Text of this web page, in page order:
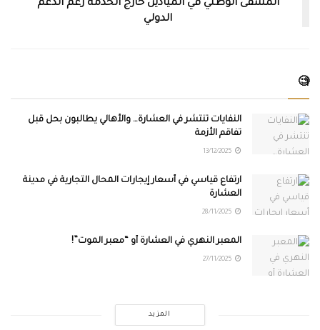
المشفى الوطني في الميادين خارج الخدمة رغم الدعم
الدولي
🧐
النفايات تنتشر في العشارة… والأهالي يطالبون بحل قبل
تفاقم الأزمة
ارتفاع قياسي في أسعار إيجارات المحال التجارية في مدينة
العشارة
المعبر النهري في العشارة أو “معبر الموت”!
المزيد